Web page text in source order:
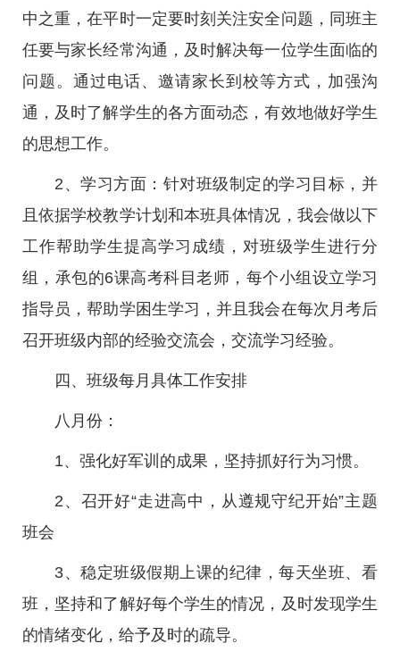
中之重，在平时一定要时刻关注安全问题，同班主
任要与家长经常沟通，及时解决每一位学生面临的
问题。通过电话、邀请家长到校等方式，加强沟
通，及时了解学生的各方面动态，有效地做好学生
的思想工作。
2、学习方面：针对班级制定的学习目标，并
且依据学校教学计划和本班具体情况，我会做以下
工作帮助学生提高学习成绩，对班级学生进行分
组，承包的6课高考科目老师，每个小组设立学习
指导员，帮助学困生学习，并且我会在每次月考后
召开班级内部的经验交流会，交流学习经验。
四、班级每月具体工作安排
八月份：
1、强化好军训的成果，坚持抓好行为习惯。
2、召开好“走进高中，从遵规守纪开始”主题
班会
3、稳定班级假期上课的纪律，每天坐班、看
班，坚持和了解好每个学生的情况，及时发现学生
的情绪变化，给予及时的疏导。